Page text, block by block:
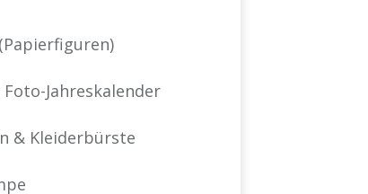
Jahreskalender
& Kleiderbürste